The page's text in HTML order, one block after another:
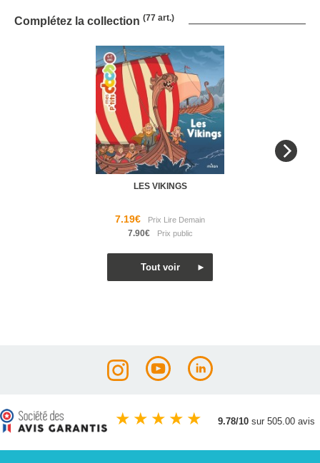
Complétez la collection (77 art.)
LES VIKINGS
7.19€
7.90€
★ ★ ★ ★ ★ 9.78/10 sur 505.00 avis